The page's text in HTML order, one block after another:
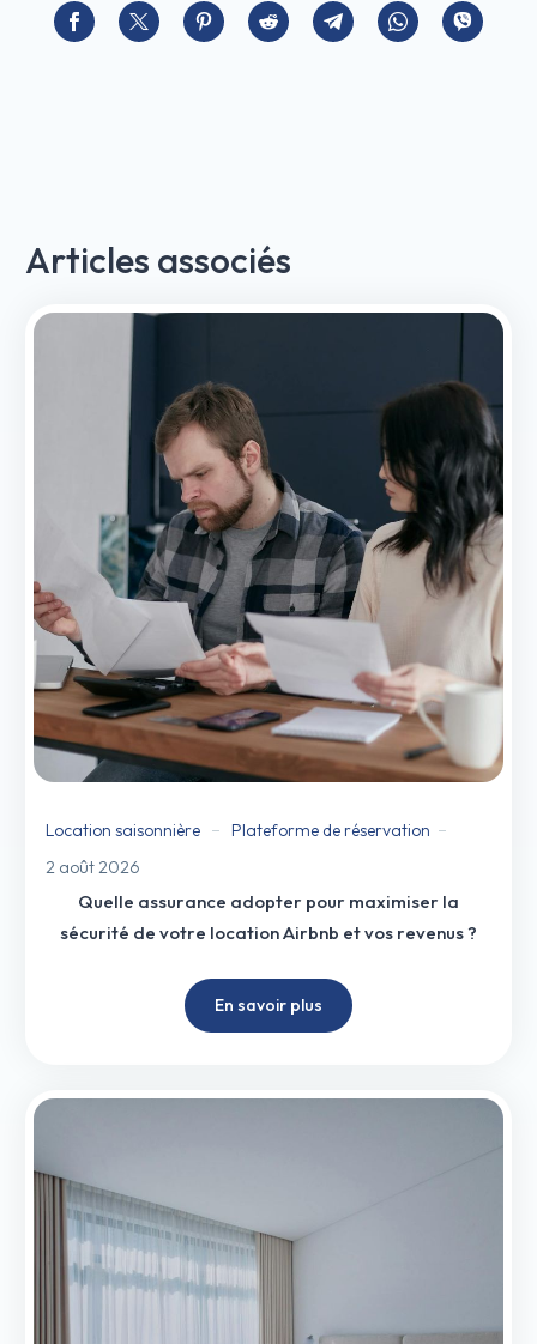
d’Azur
?
Articles associés
Location saisonnière
Plateforme de réservation
2 août 2026
Quelle assurance adopter pour maximiser la
sécurité de votre location Airbnb et vos revenus ?
En savoir plus